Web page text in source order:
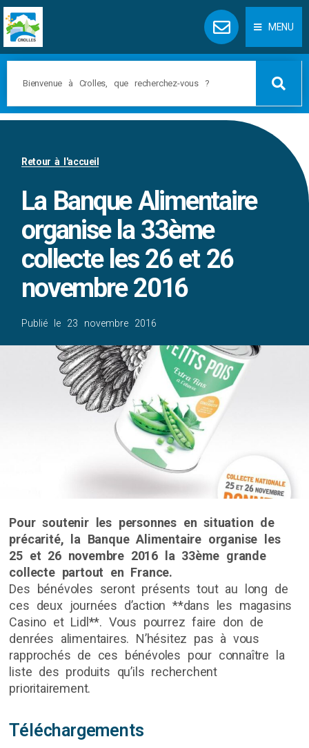
MENU
Retour à l'accueil
La Banque Alimentaire
organise la 33ème
collecte les 26 et 26
novembre 2016
Publié le 23 novembre 2016
Pour soutenir les personnes en situation de
précarité, la Banque Alimentaire organise les
25 et 26 novembre 2016 la 33ème grande
collecte partout en France.
Des bénévoles seront présents tout au long de
ces deux journées d’action **dans les magasins
Casino et Lidl**. Vous pourrez faire don de
denrées alimentaires. N’hésitez pas à vous
rapprochés de ces bénévoles pour connaître la
liste des produits qu’ils recherchent
prioritairement.
Téléchargements
Panneau de gestion des cookies